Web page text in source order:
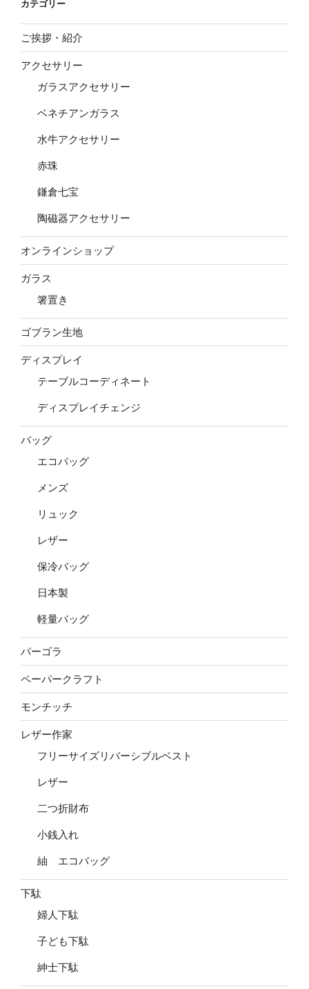
カテゴリー
ご挨拶・紹介
アクセサリー
ガラスアクセサリー
ベネチアンガラス
水牛アクセサリー
赤珠
鎌倉七宝
陶磁器アクセサリー
オンラインショップ
ガラス
箸置き
ゴブラン生地
ディスプレイ
テーブルコーディネート
ディスプレイチェンジ
バッグ
エコバッグ
メンズ
リュック
レザー
保冷バッグ
日本製
軽量バッグ
パーゴラ
ペーパークラフト
モンチッチ
レザー作家
フリーサイズリバーシブルベスト
レザー
二つ折財布
小銭入れ
紬 エコバッグ
下駄
婦人下駄
子ども下駄
紳士下駄